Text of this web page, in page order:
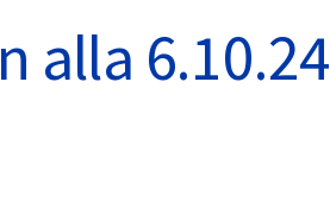
alla 6.10.24